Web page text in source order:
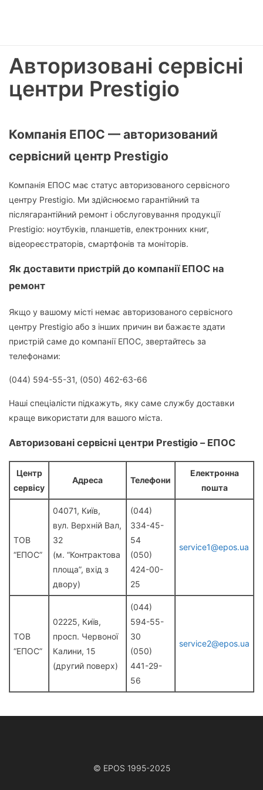
Авторизовані сервісні
центри Prestigio
Компанія ЕПОС — авторизований
сервісний центр Prestigio
Компанія ЕПОС має статус авторизованого сервісного
центру Prestigio. Ми здійснюємо гарантійний та
післягарантійний ремонт і обслуговування продукції
Prestigio: ноутбуків, планшетів, електронних книг,
відеореєстраторів, смартфонів та моніторів.
Як доставити пристрій до компанії ЕПОС на
ремонт
Якщо у вашому місті немає авторизованого сервісного
центру Prestigio або з інших причин ви бажаєте здати
пристрій саме до компанії ЕПОС, звертайтесь за
телефонами:
(044) 594-55-31, (050) 462-63-66
Наші спеціалісти підкажуть, яку саме службу доставки
краще використати для вашого міста.
Авторизовані сервісні центри Prestigio – ЕПОС
Центр
сервісу
Адреса Телефони
Електронна
пошта
ТОВ
“ЕПОС”
04071, Київ,
вул. Верхній Вал,
32
(м. “Контрактова
площа”, вхід з
двору)
(044)
334-45-
54
(050)
424-00-
25
service1@epos.ua
ТОВ
“ЕПОС”
02225, Київ,
просп. Червоної
Калини, 15
(другий поверх)
(044)
594-55-
30
(050)
441-29-
56
service2@epos.ua
© EPOS 1995-2025